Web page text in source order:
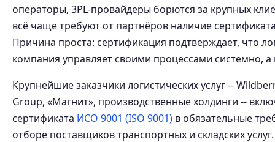
операторы, 3PL-провайдеры борются за крупных
всё чаще требуют от партнёров наличие
Причина проста: сертификация подтверждает, что
компания управляет своими процессами системно, а
Крупнейшие заказчики логистических услуг --
Group, «Магнит», производственные холдинги --
сертификата ИСО 9001 (ISO 9001) в обязательные
отборе поставщиков транспортных и складских